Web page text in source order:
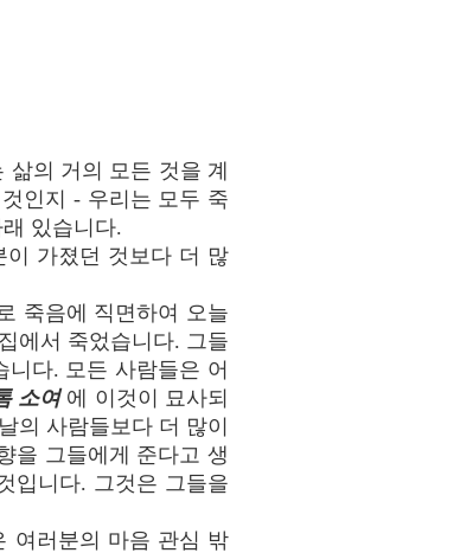
의 거의 모든 것을 계
인지 - 우리는 모두 죽
있습니다.
이 가졌던 것보다 더 많
죽음에 직면하여 오늘
에서 죽었습니다. 그들
다. 모든 사람들은 어
소여에 이것이 묘사되
의 사람들보다 더 많이
을 그들에게 준다고 생
입니다. 그것은 그들을
여러분의 마음 관심 밖